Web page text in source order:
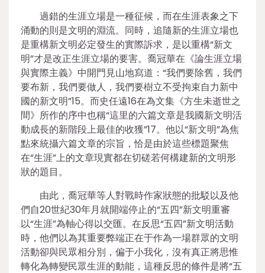
過錯的生涯立場是一種征候，而在生涯表象之下
涌動的則是文明的淵流。同時，追隨新的生涯立場也
是重構新文明必定發生的實際訴求，是以重構“新文
明”才是改正生涯立場的要害。喬冠華在《論生涯立場
與實際主義》中開門見山地寫道：“我們要除舊，我們
要布新，我們要做人，我們要樹立不受拘束自力新中
國的新文明”15。而史任遠16在為文集《方生未逝世之
間》所作的序中也稱“這里的六篇文章是我國新文明活
動成長的新階段上最佳的收獲”17。他以“新文明”為焦
點來統攝六篇文章的宗旨，恰是由於這些標題聚焦
在“生涯”上的文章現實都在切磋若何構建新的文明形
狀的題目。
由此，喬冠華等人對戰時作家狀態的批駁以及他
們自20世紀30年月就開端停止的“五四”新文明重審
以“生涯”為軸心得以交匯。在反思“五四”新文明活動
時，他們以為其重要弊端正在于作為一場群眾的文明
活動卻與民眾相分別，偏于小我化，沒有真正將思惟
轉化為轉變民眾生涯的動能，這種反思的條件是將“五